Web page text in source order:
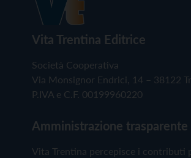
Vita Trentina Editrice
Società Cooperativa
Via Monsignor Endrici, 14 – 38122
P.IVA e C.F. 00199960220
Amministrazione trasparente
Vita Trentina percepisce i contributi